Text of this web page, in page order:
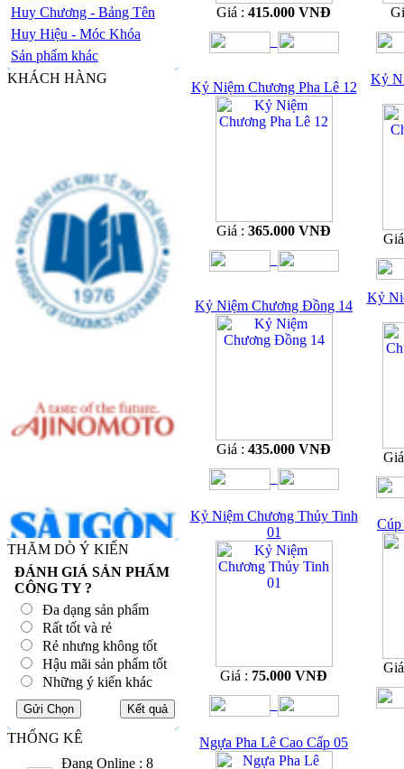
Huy Chương - Bảng Tên
Huy Hiệu - Móc Khóa
Sản phẩm khác
KHÁCH HÀNG
THĂM DÒ Ý KIẾN
ĐÁNH GIÁ SẢN PHẨM
CÔNG TY ?
Đa dạng sản phẩm
Rất tốt và rẻ
Rẻ nhưng không tốt
Hậu mãi sản phẩm tốt
Những ý kiến khác
THỐNG KÊ
Đang Online : 8
Giá : 415.000 VNĐ
Kỷ Niệm Chương Pha Lê 12
Giá : 365.000 VNĐ
Kỷ
Kỷ Niệm Chương Đồng 14
Giá : 435.000 VNĐ
Kỷ
Kỷ Niệm Chương Thủy Tinh
01
Giá : 75.000 VNĐ
Cúp
Ngựa Pha Lê Cao Cấp 05